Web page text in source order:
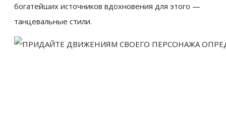
богатейших источников вдохновения для этого —
танцевальные стили.